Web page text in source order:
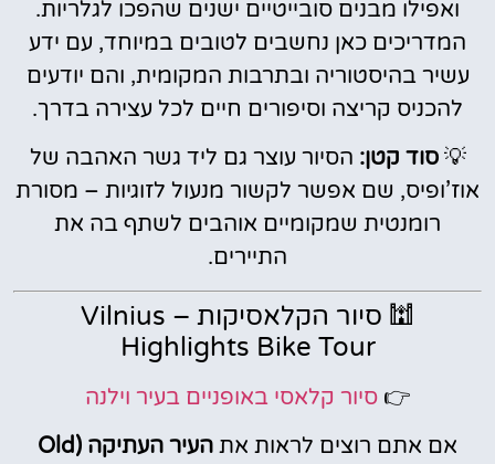
ואפילו מבנים סובייטיים ישנים שהפכו לגלריות.
המדריכים כאן נחשבים לטובים במיוחד, עם ידע
עשיר בהיסטוריה ובתרבות המקומית, והם יודעים
להכניס קריצה וסיפורים חיים לכל עצירה בדרך.
💡סוד קטן: הסיור עוצר גם ליד גשר האהבה של
אוז’ופיס, שם אפשר לקשור מנעול לזוגיות – מסורת
רומנטית שמקומיים אוהבים לשתף בה את
התיירים.
🕍 סיור הקלאסיקות – Vilnius
Highlights Bike Tour
👉 סיור קלאסי באופניים בעיר וילנה
אם אתם רוצים לראות את
העיר העתיקה (Old